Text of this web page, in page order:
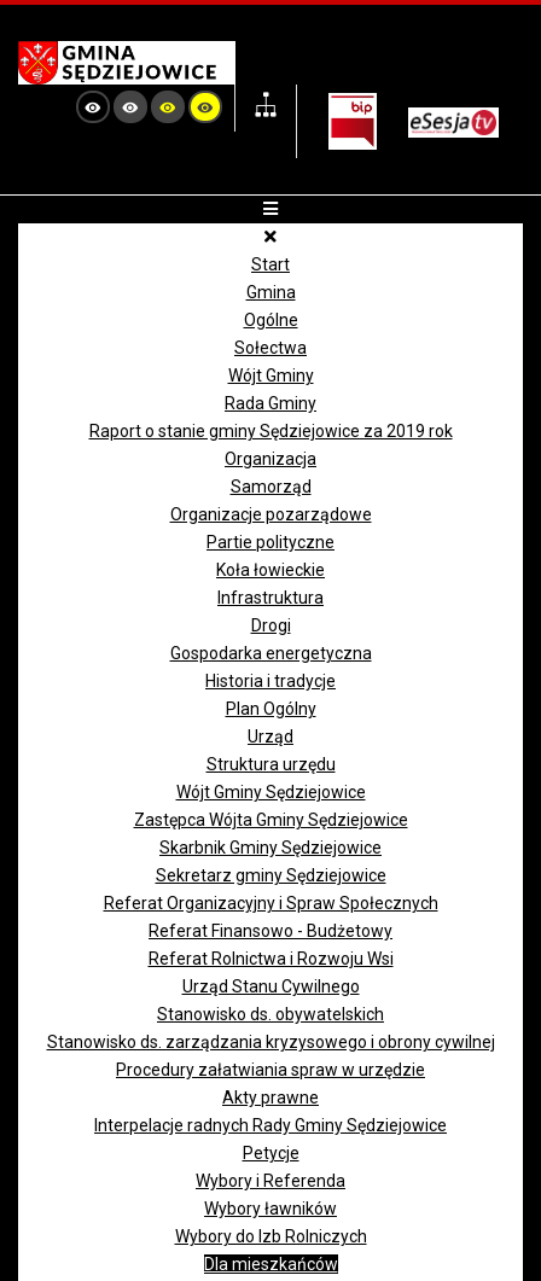
Start
Gmina
Ogólne
Sołectwa
Wójt Gminy
Rada Gminy
Raport o stanie gminy Sędziejowice za 2019 rok
Organizacja
Samorząd
Organizacje pozarządowe
Partie polityczne
Koła łowieckie
Infrastruktura
Drogi
Gospodarka energetyczna
Historia i tradycje
Plan Ogólny
Urząd
Struktura urzędu
Wójt Gminy Sędziejowice
Zastępca Wójta Gminy Sędziejowice
Skarbnik Gminy Sędziejowice
Sekretarz gminy Sędziejowice
Referat Organizacyjny i Spraw Społecznych
Referat Finansowo - Budżetowy
Referat Rolnictwa i Rozwoju Wsi
Urząd Stanu Cywilnego
Stanowisko ds. obywatelskich
Stanowisko ds. zarządzania kryzysowego i obrony cywilnej
Procedury załatwiania spraw w urzędzie
Akty prawne
Interpelacje radnych Rady Gminy Sędziejowice
Petycje
Wybory i Referenda
Wybory ławników
Wybory do Izb Rolniczych
Dla mieszkańców